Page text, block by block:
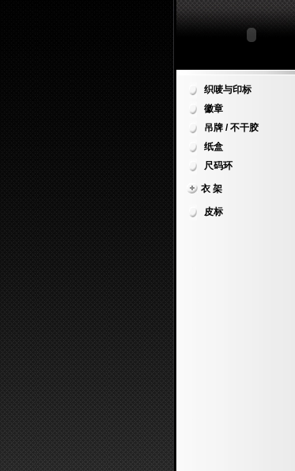
织唛与印标
徽章
吊牌 / 不干胶
纸盒
尺码环
衣 架
皮标